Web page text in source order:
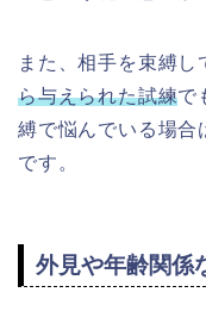
また、相手を束縛し
ら与えられた試練で
縛で悩んでいる場合
です。
外見や年齢関係